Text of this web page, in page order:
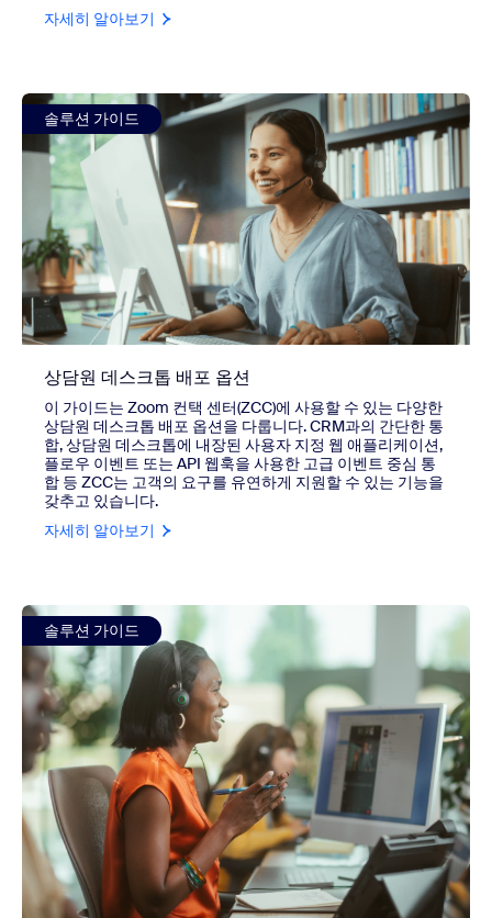
자세히 알아보기
view 상담원 데스크톱 배포 옵션
솔루션 가이드
상담원 데스크톱 배포 옵션
이 가이드는 Zoom 컨택 센터(ZCC)에 사용할 수 있는 다양한
상담원 데스크톱 배포 옵션을 다룹니다. CRM과의 간단한 통
합, 상담원 데스크톱에 내장된 사용자 지정 웹 애플리케이션,
플로우 이벤트 또는 API 웹훅을 사용한 고급 이벤트 중심 통
합 등 ZCC는 고객의 요구를 유연하게 지원할 수 있는 기능을
갖추고 있습니다.
자세히 알아보기
view Zoom Contact Center의 비즈니스 메시징용
솔루션 가이드